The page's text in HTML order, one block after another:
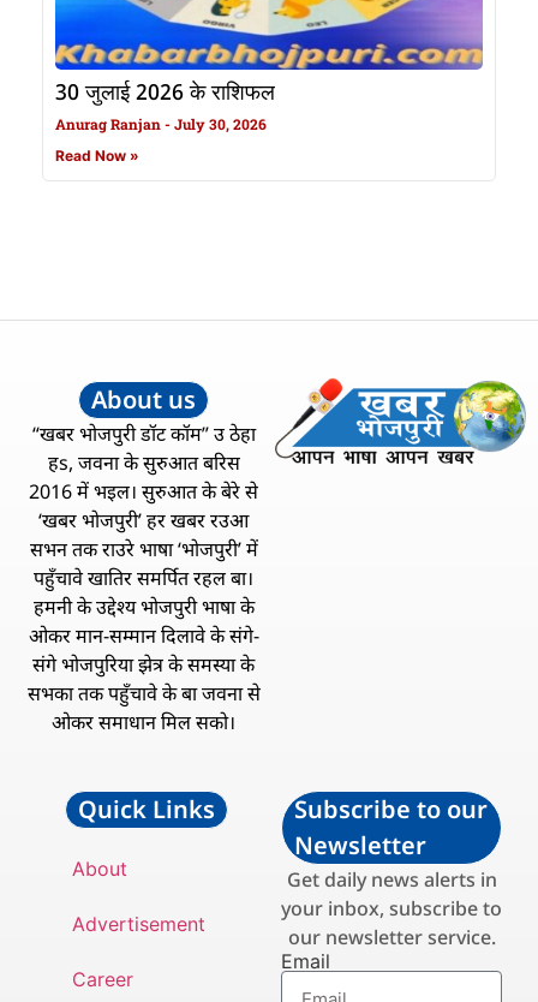
30 जुलाई 2026 के राशिफल
Anurag Ranjan July 30, 2026
Read Now »
About us
“खबर भोजपुरी डॉट कॉम” उ ठेहा
हs, जवना के सुरुआत बरिस
2016 में भइल। सुरुआत के बेरे से
‘खबर भोजपुरी’ हर खबर रउआ
सभन तक राउरे भाषा ‘भोजपुरी’ में
पहुँचावे खातिर समर्पित रहल बा।
हमनी के उद्देश्य भोजपुरी भाषा के
ओकर मान-सम्मान दिलावे के संगे-
संगे भोजपुरिया झेत्र के समस्या के
सभका तक पहुँचावे के बा जवना से
ओकर समाधान मिल सको।
Quick Links
About
Advertisement
Career
Subscribe to our
Newsletter
Get daily news alerts in
your inbox, subscribe to
our newsletter service.
Email